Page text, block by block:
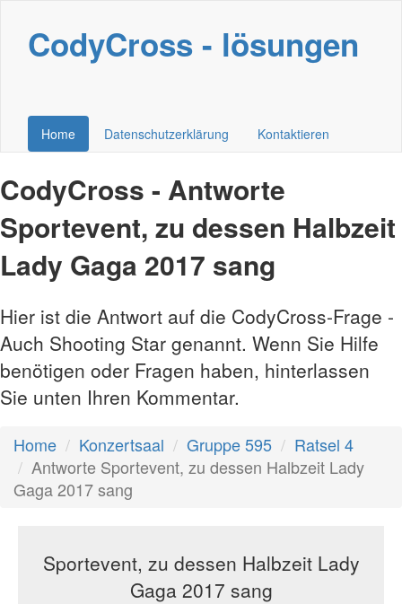
CodyCross - lösungen
Home Datenschutzerklärung Kontaktieren
CodyCross - Antworte
Sportevent, zu dessen Halbzeit
Lady Gaga 2017 sang
Hier ist die Antwort auf die CodyCross-Frage -
Auch Shooting Star genannt. Wenn Sie Hilfe
benötigen oder Fragen haben, hinterlassen
Sie unten Ihren Kommentar.
Home Konzertsaal Gruppe 595
Ratsel 4
Antworte Sportevent, zu dessen Halbzeit Lady
Gaga 2017 sang
Sportevent, zu dessen Halbzeit Lady
Gaga 2017 sang